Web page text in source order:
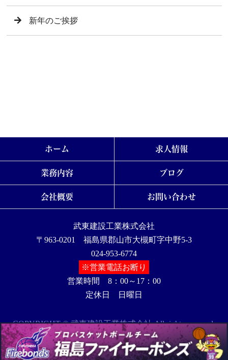
新年のご挨拶
ホーム 求人情報
業務内容 ブログ
会社概要 お問い合わせ
武東建設工業株式会社
〒963-0201 福島県郡山市大槻町字中野5-3
024-953-6774
※営業電話お断り
営業時間 8：00～17：00
定休日 日曜日
COPYRIGHT © 武東建設工業株式会社 All rights reserved.